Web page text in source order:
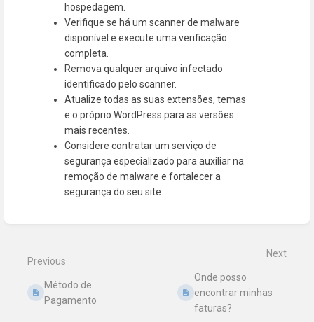
hospedagem.
Verifique se há um scanner de malware
disponível e execute uma verificação
completa.
Remova qualquer arquivo infectado
identificado pelo scanner.
Atualize todas as suas extensões, temas
e o próprio WordPress para as versões
mais recentes.
Considere contratar um serviço de
segurança especializado para auxiliar na
remoção de malware e fortalecer a
segurança do seu site.
Previous
Método de
Pagamento
Next
Onde posso
encontrar minhas
faturas?